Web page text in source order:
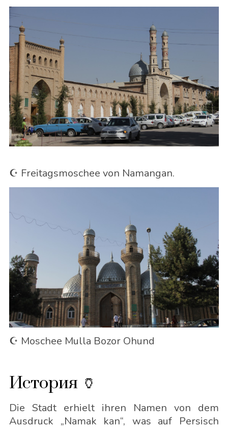
☪️ Freitagsmoschee von Namangan.
☪️ Moschee Mulla Bozor Ohund
История 🏺
Die Stadt erhielt ihren Namen von dem
Ausdruck „Namak kan“, was auf Persisch